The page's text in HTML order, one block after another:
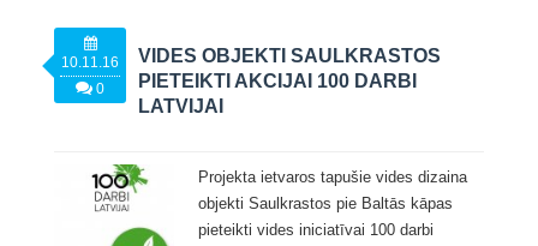
10.11.16
0
VIDES OBJEKTI SAULKRASTOS
PIETEIKTI AKCIJAI 100 DARBI
LATVIJAI
Projekta ietvaros tapušie vides dizaina
objekti Saulkrastos pie Baltās kāpas
pieteikti vides iniciatīvai 100 darbi